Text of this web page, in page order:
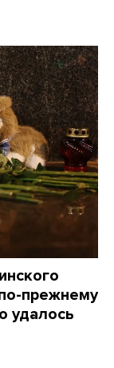
прежнему
удалось